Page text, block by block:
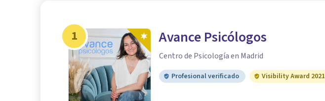
1 Avance Psicólogos
Centro de Psicología en Madrid
Profesional verificado Visibility Award 2021